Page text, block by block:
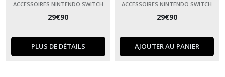
ACCESSOIRES NINTENDO SWITCH
29€90
PLUS DE DÉTAILS
ACCESSOIRES NINTENDO SWITCH
29€90
AJOUTER AU PANIER